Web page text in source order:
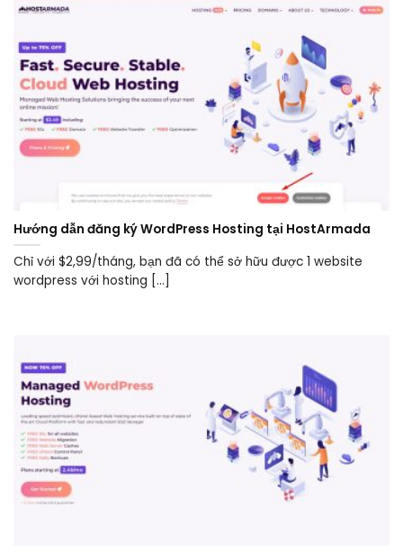
Hướng dẫn đăng ký WordPress Hosting tại HostArmada
Chỉ với $2,99/tháng, bạn đã có thể sở hữu được 1 website
wordpress với hosting [...]